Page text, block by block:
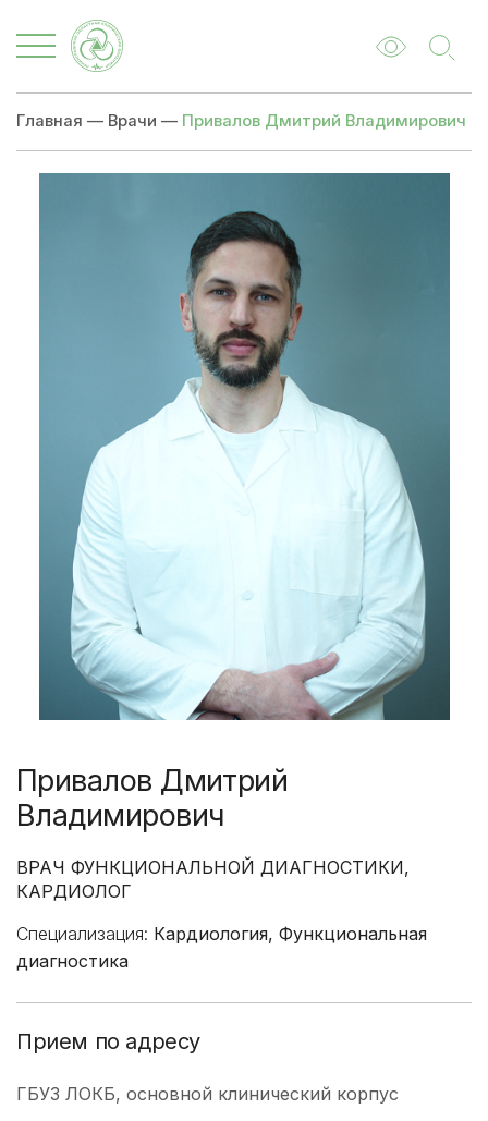
Главная — Врачи — Привалов Дмитрий Владимирович
Привалов Дмитрий
Владимирович
ВРАЧ ФУНКЦИОНАЛЬНОЙ ДИАГНОСТИКИ,
КАРДИОЛОГ
Специализация: Кардиология, Функциональная
диагностика
Прием по адресу
ГБУЗ ЛОКБ, основной клинический корпус